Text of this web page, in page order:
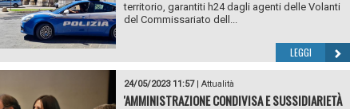
territorio, garantiti h24 dagli agenti delle Volanti
del Commissariato dell...
LEGGI
24/05/2023 11:57| Attualità
'AMMINISTRAZIONE CONDIVISA E SUSSIDIARIETÀ